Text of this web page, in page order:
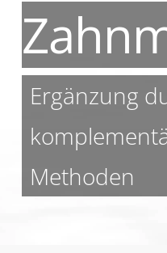
Ergänzung
Methoden